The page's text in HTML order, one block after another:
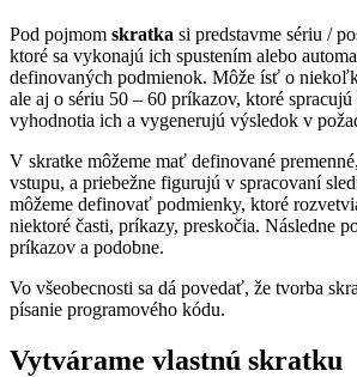
Pod pojmom skratka si predstavme sériu /
ktoré sa vykonajú ich spustením alebo
definovaných podmienok. Môže ísť o
ale aj o sériu 50 – 60 príkazov, ktoré spracujú
vyhodnotia ich a vygenerujú výsledok v
V skratke môžeme mať definované
vstupu, a priebežne figurujú v spracovaní
môžeme definovať podmienky, ktoré
niektoré časti, príkazy, preskočia. Následne
príkazov a podobne.
Vo všeobecnosti sa dá povedať, že tvorba
písanie programového kódu.
Vytvárame vlastnú skratku